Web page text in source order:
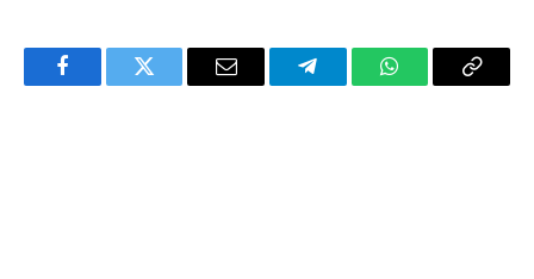
FacebookTwitter Email TelegramWhatsAppCopy